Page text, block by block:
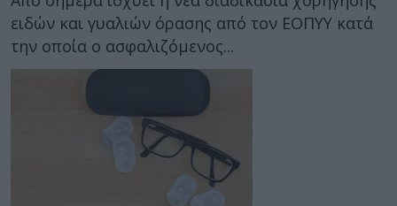
ειδών και γυαλιών όρασης από τον ΕΟΠΥΥ κατά
την οποία ο ασφαλιζόμενος...